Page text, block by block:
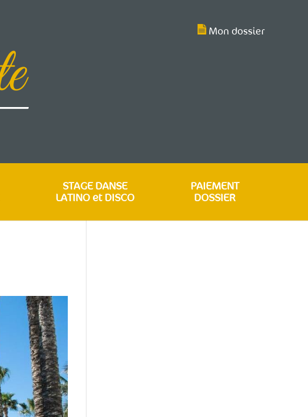
Mon dossier
STAGE DANSE
LATINO et DISCO
PAIEMENT
DOSSIER